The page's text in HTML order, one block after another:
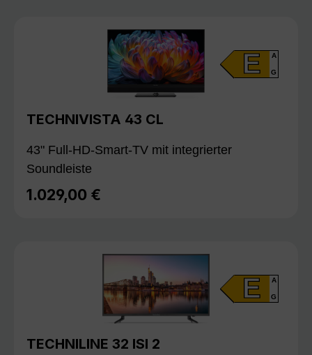
E A
G
TECHNIVISTA 43 CL
43" Full-HD-Smart-TV mit integrierter
Soundleiste
Regulärer Preis:
1.029,00 €
E A
G
TECHNILINE 32 ISI 2